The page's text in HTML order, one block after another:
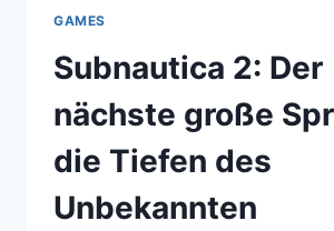
GAMES
Subnautica 2: Der
nächste große
die Tiefen des
Unbekannten